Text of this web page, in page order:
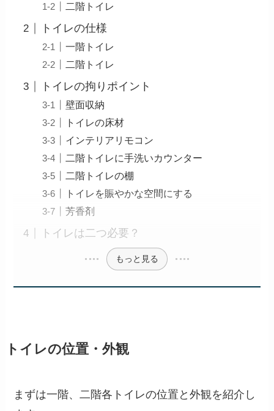
二階トイレ
トイレの仕様
一階トイレ
二階トイレ
トイレの拘りポイント
壁面収納
トイレの床材
インテリアリモコン
二階トイレに手洗いカウンター
二階トイレの棚
トイレを賑やかな空間にする
芳香剤
トイレは二つ必要？
もっと見る
トイレの位置・外観
まずは一階、二階各トイレの位置と外観を紹介し